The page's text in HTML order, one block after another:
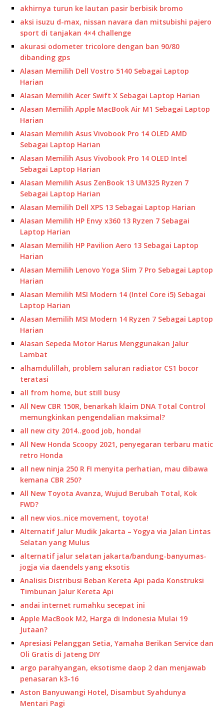
akhirnya turun ke lautan pasir berbisik bromo
aksi isuzu d-max, nissan navara dan mitsubishi pajero
sport di tanjakan 4×4 challenge
akurasi odometer tricolore dengan ban 90/80
dibanding gps
Alasan Memilih Dell Vostro 5140 Sebagai Laptop
Harian
Alasan Memilih Acer Swift X Sebagai Laptop Harian
Alasan Memilih Apple MacBook Air M1 Sebagai Laptop
Harian
Alasan Memilih Asus Vivobook Pro 14 OLED AMD
Sebagai Laptop Harian
Alasan Memilih Asus Vivobook Pro 14 OLED Intel
Sebagai Laptop Harian
Alasan Memilih Asus ZenBook 13 UM325 Ryzen 7
Sebagai Laptop Harian
Alasan Memilih Dell XPS 13 Sebagai Laptop Harian
Alasan Memilih HP Envy x360 13 Ryzen 7 Sebagai
Laptop Harian
Alasan Memilih HP Pavilion Aero 13 Sebagai Laptop
Harian
Alasan Memilih Lenovo Yoga Slim 7 Pro Sebagai Laptop
Harian
Alasan Memilih MSI Modern 14 (Intel Core i5) Sebagai
Laptop Harian
Alasan Memilih MSI Modern 14 Ryzen 7 Sebagai Laptop
Harian
Alasan Sepeda Motor Harus Menggunakan Jalur
Lambat
alhamdulillah, problem saluran radiator CS1 bocor
teratasi
all from home, but still busy
All New CBR 150R, benarkah klaim DNA Total Control
memungkinkan pengendalian maksimal?
all new city 2014..good job, honda!
All New Honda Scoopy 2021, penyegaran terbaru matic
retro Honda
all new ninja 250 R FI menyita perhatian, mau dibawa
kemana CBR 250?
All New Toyota Avanza, Wujud Berubah Total, Kok
FWD?
all new vios..nice movement, toyota!
Alternatif Jalur Mudik Jakarta – Yogya via Jalan Lintas
Selatan yang Mulus
alternatif jalur selatan jakarta/bandung-banyumas-
jogja via daendels yang eksotis
Analisis Distribusi Beban Kereta Api pada Konstruksi
Timbunan Jalur Kereta Api
andai internet rumahku secepat ini
Apple MacBook M2, Harga di Indonesia Mulai 19
Jutaan?
Apresiasi Pelanggan Setia, Yamaha Berikan Service dan
Oli Gratis di Jateng DIY
argo parahyangan, eksotisme daop 2 dan menjawab
penasaran k3-16
Aston Banyuwangi Hotel, Disambut Syahdunya
Mentari Pagi